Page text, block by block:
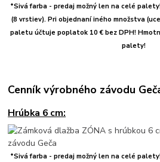
*Sivá farba - predaj možný len na celé
(8 vrstiev). Pri objednaní iného množstva
paletu účtuje poplatok 10 € bez DPH!
palety!
Cenník výrobného závodu
Hrúbka 6 cm:
*Sivá farba - predaj možný len na celé